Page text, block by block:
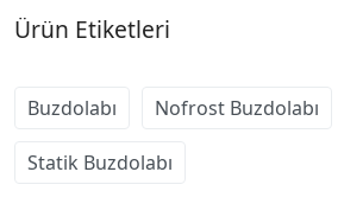
Ürün Etiketleri
Buzdolabı Nofrost Buzdolabı
Statik Buzdolabı